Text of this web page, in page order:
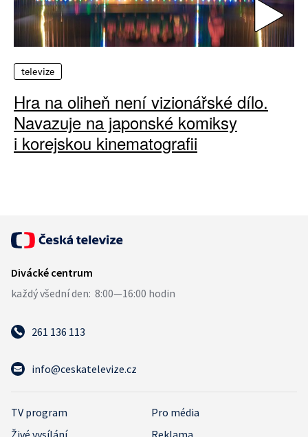
televize
Hra na oliheň není vizionářské dílo.
Navazuje na japonské komiksy
i korejskou kinematografii
261 136 113
info@ceskatelevize.cz
TV program
Pro média
Živé vysílání
Reklama